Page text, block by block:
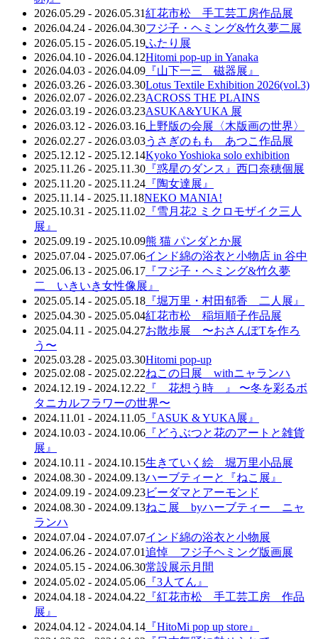
2026.05.29 - 2026.05.31紅花市松 手工芸工房作品展
2026.04.24 - 2026.04.30フジ子・ヘミング&竹久夢二展
2026.05.15 - 2026.05.19ふたり展
2026.04.10 - 2026.04.12Hitomi pop-up in Yanaka
2026.04.03 - 2026.04.09 『山下一三 磁器展』
2026.03.26 - 2026.03.30Lotus Textile Exhibition 2026(vol.3)
2026.02.07 - 2026.02.23ACROSS THE PLAINS
2026.03.19 - 2026.03.23ASUKA&YUKA 展
2026.03.12 - 2026.03.16 上野版の会展〈木版画の世界〉
2026.02.27 - 2026.03.03うさぎのもも あつこ作品展
2025.12.12 - 2025.12.14Kyoko Yoshioka solo exhibition
2025.11.26 - 2025.11.30 『惑星のダンス』西口奈穂個展
2025.11.20 - 2025.11.24 『陶女達展』
2025.11.14 - 2025.11.18NEKO MANIA!
2025.10.31 - 2025.11.02 『雪月花2 ミクロモザイク三人
展』
2025.09.19 - 2025.10.09熊 猫 パンダとか展
2025.07.04 - 2025.07.06インド綿の浴衣と小物店 in 谷中
2025.06.13 - 2025.06.17 『フジ子・ヘミング&竹久夢
二 いきいき女性像展』
2025.05.14 - 2025.05.18 『堀万里・村田郁香 二人展』
2025.04.30 - 2025.05.04紅花市松 稲垣順子作品展
2025.04.11 - 2025.04.27お散歩展 〜おさんぽTを作ろ
う〜
2025.03.28 - 2025.03.30Hitomi pop-up
2025.02.08 - 2025.02.22ねこの日展 withニャランハ
2024.12.19 - 2024.12.22 『 花想う時 』 〜冬を彩るボ
タニカルフラワーの世界〜
2024.11.01 - 2024.11.05 『ASUK & YUKA展』
2024.10.03 - 2024.10.06 『どうぶつと花のアートと雑貨
展』
2024.10.11 - 2024.10.15生きていく絵 堀万里小品展
2024.08.30 - 2024.09.13ハーブティーと『ねこ展』
2024.09.19 - 2024.09.23ビーダマとアーモンド
2024.08.30 - 2024.09.13ねこ展 byハーブティー ニャ
ランハ
2024.07.04 - 2024.07.07インド綿の浴衣と小物展
2024.06.26 - 2024.07.01追悼 フジ子ヘミング版画展
2024.05.15 - 2024.06.30常設展示月間
2024.05.02 - 2024.05.06 『3人てん』
2024.04.18 - 2024.04.22 『紅花市松 手工芸工房 作品
展』
2024.04.12 - 2024.04.14 『HitoMi pop up store』